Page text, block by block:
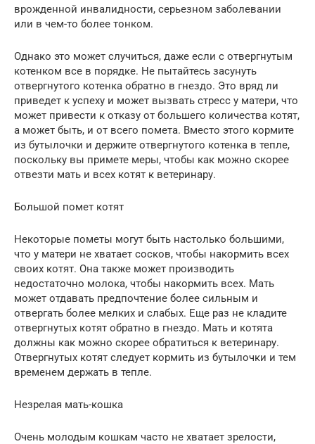
врожденной инвалидности, серьезном заболевании
или в чем-то более тонком.
Однако это может случиться, даже если с отвергнутым
котенком все в порядке. Не пытайтесь засунуть
отвергнутого котенка обратно в гнездо. Это вряд ли
приведет к успеху и может вызвать стресс у матери, что
может привести к отказу от большего количества котят,
а может быть, и от всего помета. Вместо этого кормите
из бутылочки и держите отвергнутого котенка в тепле,
поскольку вы примете меры, чтобы как можно скорее
отвезти мать и всех котят к ветеринару.
Большой помет котят
Некоторые пометы могут быть настолько большими,
что у матери не хватает сосков, чтобы накормить всех
своих котят. Она также может производить
недостаточно молока, чтобы накормить всех. Мать
может отдавать предпочтение более сильным и
отвергать более мелких и слабых. Еще раз не кладите
отвергнутых котят обратно в гнездо. Мать и котята
должны как можно скорее обратиться к ветеринару.
Отвергнутых котят следует кормить из бутылочки и тем
временем держать в тепле.
Незрелая мать-кошка
Очень молодым кошкам часто не хватает зрелости,